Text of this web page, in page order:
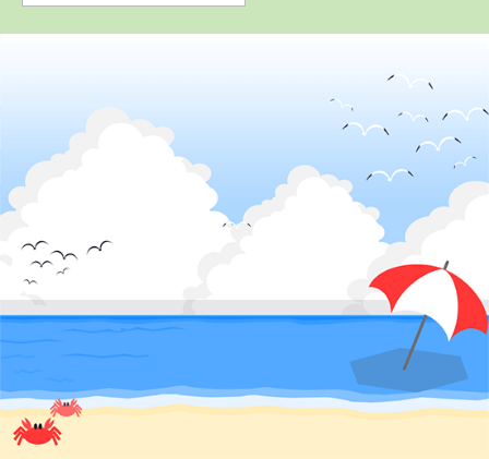
詳 細 予 約
3位
4位
校
詳 細
5位
徳島県
徳島わきまち自
詳 細
6位
岡山県
新倉敷自動車学
詳 細
予 約